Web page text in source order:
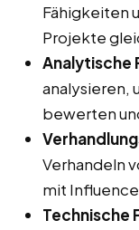
Fähigkeiten
Projekte
Analytische
analysieren,
bewerten
Verhandeln
mit
Technische